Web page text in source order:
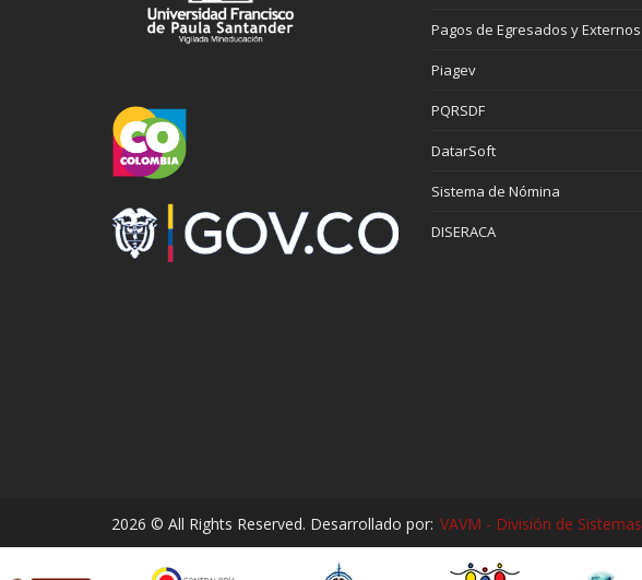
Pagos de Egresados y Externos
Piagev
PQRSDF
DatarSoft
Sistema de Nómina
DISERACA
2026 © All Rights Reserved. Desarrollado por: VAVM - División de Sistemas